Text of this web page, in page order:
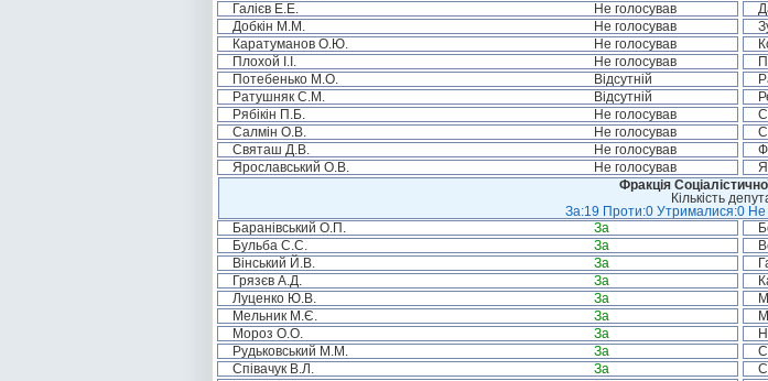
Галієв Е.Е.
Не голосував
Добкін М.М.
Не голосував
Каратуманов О.Ю.
Не голосував
Плохой І.І.
Не голосував
Потебенько М.О.
Відсутній
Ратушняк С.М.
Відсутній
Рябікін П.Б.
Не голосував
Салмін О.В.
Не голосував
Святаш Д.В.
Не голосував
Ярославський О.В.
Не голосував
Фракція
Кількість
За:19 Проти:0 Утрималися:0 Не
Баранівський О.П.
За
Бульба С.С.
За
Вінський Й.В.
За
Грязєв А.Д.
За
Луценко Ю.В.
За
Мельник М.Є.
За
Мороз О.О.
За
Рудьковський М.М.
За
Співачук В.Л.
За